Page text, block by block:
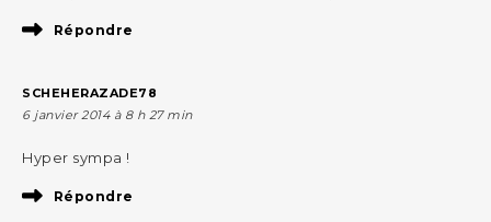
Répondre
SCHEHERAZADE78
6 janvier 2014 à 8 h 27 min
Hyper sympa !
Répondre